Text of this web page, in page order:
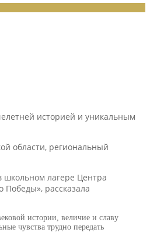
историей и уникальным
области, региональный
школьном лагере Центра
рассказала
истории, величие и славу
чувства трудно передать